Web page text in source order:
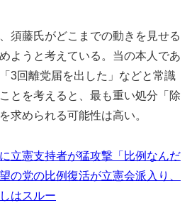
須藤氏がどこまでの動きを見せる
ようと考えている。当の本人であ
3回離党届を出した」などと常識
とを考えると、最も重い処分「除
求められる可能性は高い。
立憲支持者が猛攻撃「比例なんだ
の党の比例復活が立憲会派入り、
はスルー